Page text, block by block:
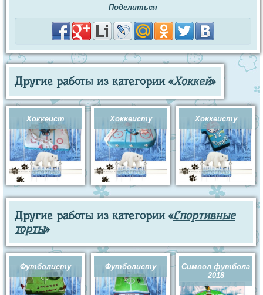
Поделиться
Другие работы из категории «Хоккей»
Хоккеист Хоккеисту Хоккеисту
Другие работы из категории «Спортивные
торты»
Футболисту Футболисту
Символ футбола
2018